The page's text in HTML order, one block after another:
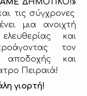
ΔΗΜΟΤΙΚΟ!»
τις σύγχρονες
μια ανοιχτή
και
τον
και
Πειραιά!
γιορτή!